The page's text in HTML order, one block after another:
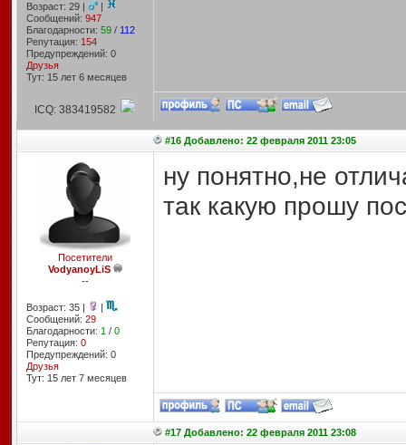
Возраст: 29 |
|
Сообщений: 947
Благодарности: 59/ 112
Репутация: 154
Предупреждений: 0
Друзья
Тут: 15 лет 6 месяцев
ICQ: 383419582
#16 Добавлено: 22 февраля 2011 23:05
Посетители
VodyanoyLiS
--
Возраст: 35 |
|
Сообщений: 29
Благодарности: 1 / 0
Репутация: 0
Предупреждений: 0
Друзья
Тут: 15 лет 7 месяцев
ну понятно,не
так какую прошу
#17 Добавлено: 22 февраля 2011 23:08